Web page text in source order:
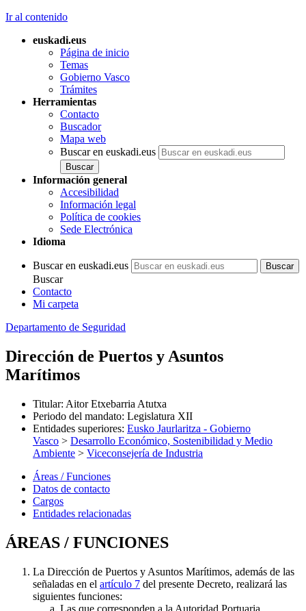
Ir al contenido
euskadi.eus
Página de inicio
Temas
Gobierno Vasco
Trámites
Herramientas
Contacto
Buscador
Mapa web
Buscar en euskadi.eus
Información general
Accesibilidad
Información legal
Política de cookies
Sede Electrónica
Idioma
Buscar en euskadi.eus
Buscar
Contacto
Mi carpeta
Departamento de Seguridad
Dirección de Puertos y Asuntos
Marítimos
Titular: Aitor Etxebarria Atutxa
Periodo del mandato: Legislatura XII
Entidades superiores: Eusko Jaurlaritza - Gobierno
Vasco > Desarrollo Económico, Sostenibilidad y Medio
Ambiente > Viceconsejería de Industria
Áreas / Funciones
Datos de contacto
Cargos
Entidades relacionadas
ÁREAS / FUNCIONES
La Dirección de Puertos y Asuntos Marítimos, además de las
señaladas en el artículo 7 del presente Decreto, realizará las
siguientes funciones:
Las que corresponden a la Autoridad Portuaria